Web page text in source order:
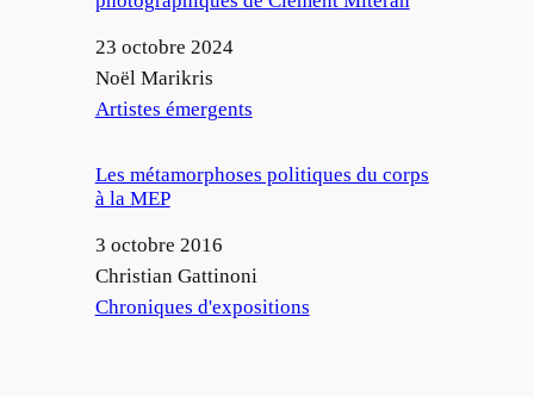
Date
23 octobre 2024
Auteur
Noël Marikris
Par rapport à
Artistes émergents
Les métamorphoses politiques du corps
à la MEP
Date
3 octobre 2016
Auteur
Christian Gattinoni
Par rapport à
Chroniques d'expositions